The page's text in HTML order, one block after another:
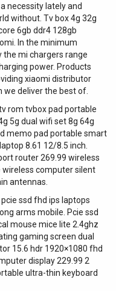
necessity lately and
without. Tv box 4g 32g
6gb ddr4 128gb
In the minimum
the mi chargers range
power. Products
xiaomi distributor
we deliver the best of.
rom tvbox pad portable
5g dual wifi set 8g 64g
memo pad portable smart
8.61 12/8.5 inch.
router 269.99 wireless
computer silent
antennas.
ssd fhd ips laptops
arms mobile. Pcie ssd
mouse mice lite 2.4ghz
gaming screen dual
15.6 hdr 1920×1080 fhd
display 229.99 2
ultra-thin keyboard